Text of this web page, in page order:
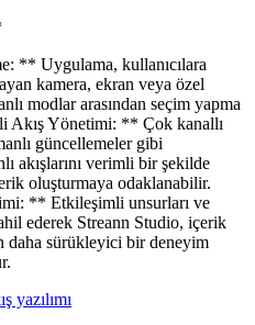
** Uygulama, kullanıcılara
kamera, ekran veya özel
modlar arasından seçim yapma
Akış Yönetimi: ** Çok kanallı
güncellemeler gibi
akışlarını verimli bir şekilde
oluşturmaya odaklanabilir.
** Etkileşimli unsurları ve
ederek Streann Studio, içerik
daha sürükleyici bir deneyim
yazılımı